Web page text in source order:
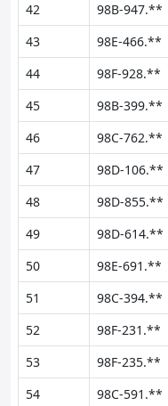
42
98B-947.**
43
98E-466.**
44
98F-928.**
45
98B-399.**
46
98C-762.**
47
98D-106.**
48
98D-855.**
49
98D-614.**
50
98E-691.**
51
98C-394.**
52
98F-231.**
53
98F-235.**
54
98C-591.**